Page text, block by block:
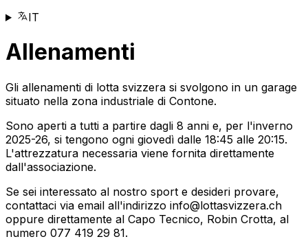
IT
Allenamenti
Gli allenamenti di lotta svizzera si svolgono in un garage
situato nella zona industriale di Contone.
Sono aperti a tutti a partire dagli 8 anni e, per l'inverno
2025-26, si tengono ogni giovedì dalle 18:45 alle 20:15.
L'attrezzatura necessaria viene fornita direttamente
dall'associazione.
Se sei interessato al nostro sport e desideri provare,
contattaci via email all'indirizzo info@lottasvizzera.ch
oppure direttamente al Capo Tecnico, Robin Crotta, al
numero 077 419 29 81.